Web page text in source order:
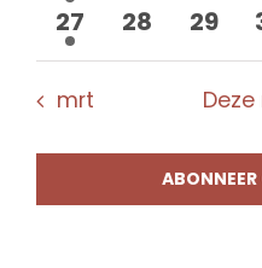
1
evenement
27
0
28
0
29
mrt
ABONNEER